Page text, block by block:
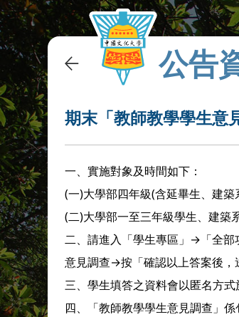
公告
期末「教師教學學生意
一、實施對象及時間如下：
(一)大學部四年級(含延畢生、建築
(二)大學部一至三年級學生、建築
二、請進入「學生專區」→「全
意見調查→按「確認以上答案後，
三、學生填答之資料會以匿名方式
四、
「教師教學學生意見調查」